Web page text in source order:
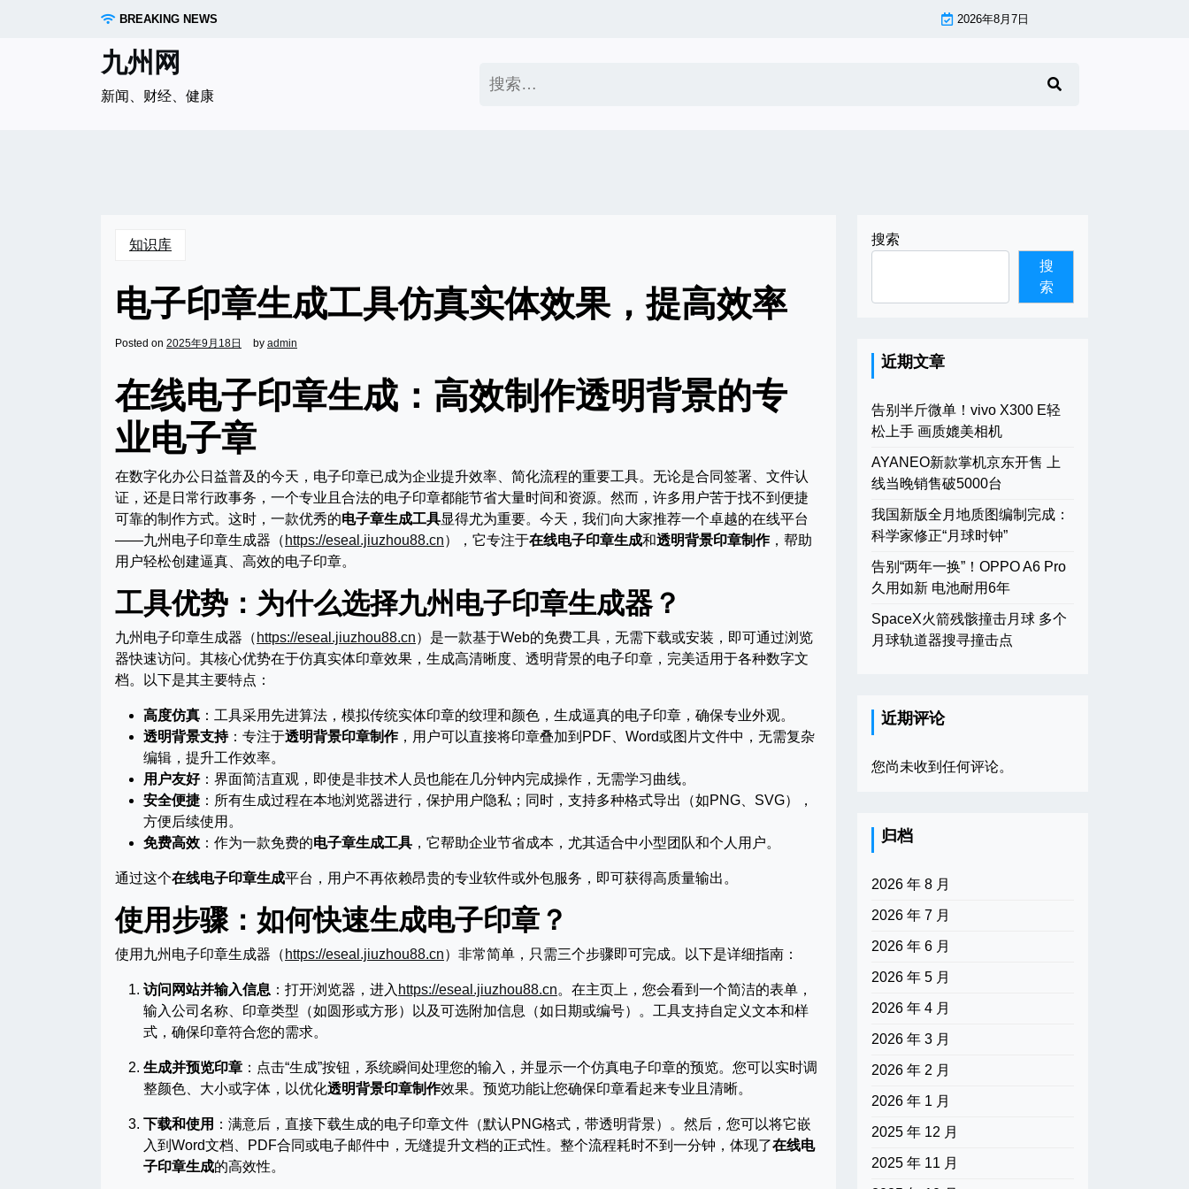
BREAKING NEWS 2026年8月7日
九州网
新闻、财经、健康
索：
知识库
电子印章生成工具仿真实体效果，提高效率
Posted on 2025年9月18日 by admin
在线电子印章生成：高效制作透明背景的专
业电子章
在数字化办公日益普及的今天，电子印章已成为企业提升效率、简化流程的重要工具。无论是合同签署、文件认
证，还是日常行政事务，一个专业且合法的电子印章都能节省大量时间和资源。然而，许多用户苦于找不到便捷
可靠的制作方式。这时，一款优秀的电子章生成工具显得尤为重要。今天，我们向大家推荐一个卓越的在线平台
——九州电子印章生成器（ https://eseal.jiuzhou88.cn），它专注于在线电子印章生成和透明背景印章制作，帮助
用户轻松创建逼真、高效的电子印章。
工具优势：为什么选择九州电子印章生成器？
九州电子印章生成器（ https://eseal.jiuzhou88.cn）是一款基于Web的免费工具，无需下载或安装，即可通过浏览
器快速访问。其核心优势在于仿真实体印章效果，生成高清晰度、透明背景的电子印章，完美适用于各种数字文
档。以下是其主要特点：
高度仿真 ：工具采用先进算法，模拟传统实体印章的纹理和颜色，生成逼真的电子印章，确保专业外观。
透明背景支持：专注于透明背景印章制作，用户可以直接将印章叠加到PDF、Word或图片文件中，无需复杂
编辑，提升工作效率。
用户友好：界面简洁直观，即使是非技术人员也能在几分钟内完成操作，无需学习曲线。
安全便捷 ：所有生成过程在本地浏览器进行，保护用户隐私；同时，支持多种格式导出（如PNG、SVG），
方便后续使用。
免费高效 ：作为一款免费的电子章生成工具 ，它帮助企业节省成本，尤其适合中小型团队和个人用户。
通过这个在线电子印章生成平台，用户不再依赖昂贵的专业软件或外包服务，即可获得高质量输出。
使用步骤：如何快速生成电子印章？
使用九州电子印章生成器（ https://eseal.jiuzhou88.cn）非常简单，只需三个步骤即可完成。以下是详细指南：
访问网站并输入信息 ：打开浏览器，进入 https://eseal.jiuzhou88.cn。在主页上，您会看到一个简洁的表单，
输入公司名称、印章类型（如圆形或方形）以及可选附加信息（如日期或编号）。工具支持自定义文本和样
式，确保印章符合您的需求。
生成并预览印章 ：点击“生成”按钮，系统瞬间处理您的输入，并显示一个仿真电子印章的预览。您可以实时调
整颜色、大小或字体，以优化透明背景印章制作效果。预览功能让您确保印章看起来专业且清晰。
下载和使用 ：满意后，直接下载生成的电子印章文件（默认PNG格式，带透明背景）。然后，您可以将它嵌
入到Word文档、PDF合同或电子邮件中，无缝提升文档的正式性。整个流程耗时不到一分钟，体现了在线电
子印章生成的高效性。
搜索
搜
索
近期文章
告别半斤微单！vivo X300 E轻
松上手 画质媲美相机
AYANEO新款掌机京东开售 上
线当晚销售破5000台
我国新版全月地质图编制完成：
科学家修正“月球时钟”
告别“两年一换”！OPPO A6 Pro
久用如新 电池耐用6年
SpaceX火箭残骸撞击月球 多个
月球轨道器搜寻撞击点
近期评论
您尚未收到任何评论。
归档
2026 年 8 月
2026 年 7 月
2026 年 6 月
2026 年 5 月
2026 年 4 月
2026 年 3 月
2026 年 2 月
2026 年 1 月
2025 年 12 月
2025 年 11 月